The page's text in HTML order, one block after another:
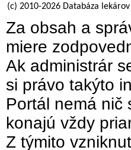
(c) 2010-2026 Databáza lekárov
Za obsah a
miere
Ak administrár
si právo takýto
Portál nemá nič
konajú vždy
Z týmito